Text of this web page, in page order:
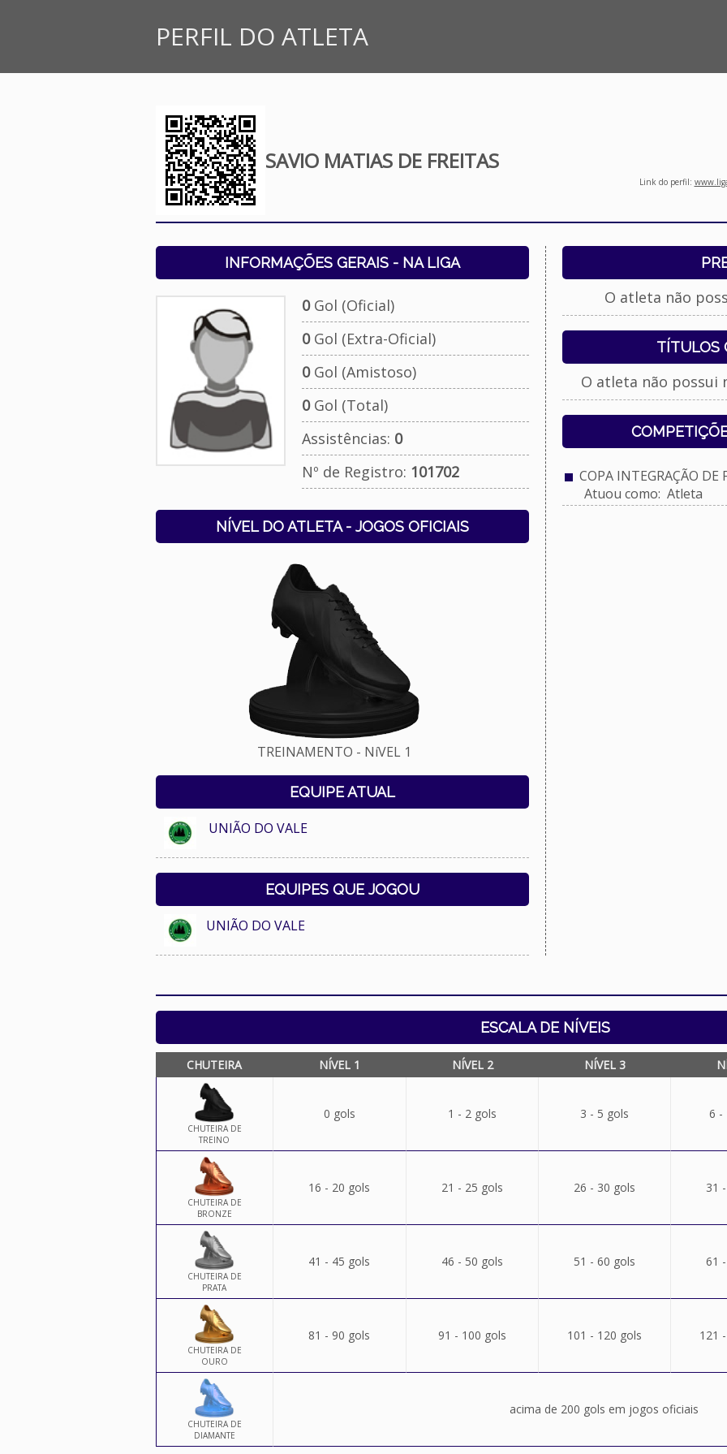
PERFIL DO ATLETA
SAVIO MATIAS DE FREITAS
Link do perfil:
INFORMAÇÕES GERAIS - NA LIGA
0Gol (Oficial)
0Gol (Extra-Oficial)
0Gol (Amistoso)
0Gol (Total)
Assistências: 0
Nº de Registro: 101702
NÍVEL DO ATLETA - JOGOS OFICIAIS
TREINAMENTO - NíVEL 1
EQUIPE ATUAL
UNIÃO DO VALE
EQUIPES QUE JOGOU
UNIÃO DO VALE
O atleta não
TÍTULOS
O atleta não possui
COPA INTEGRAÇÃO DE
Atuou como: Atleta
ESCALA DE NÍVEIS
CHUTEIRA NÍVEL 1 NÍVEL 2 NÍVEL 3
CHUTEIRA DE
TREINO
0 gols 1 - 2 gols 3 - 5 gols 6 -
CHUTEIRA DE
BRONZE
16 - 20 gols 21 - 25 gols 26 - 30 gols 31
CHUTEIRA DE
PRATA
41 - 45 gols 46 - 50 gols 51 - 60 gols 61
CHUTEIRA DE
OURO
81 - 90 gols 91 - 100 gols 101 - 120 gols 121
CHUTEIRA DE
DIAMANTE
acima de 200 gols em jogos oficiais